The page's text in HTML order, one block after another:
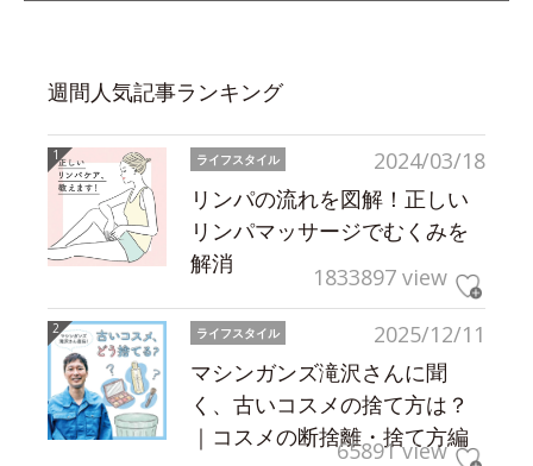
週間人気記事ランキング
2024/03/18
ライフスタイル
リンパの流れを図解！正しい
リンパマッサージでむくみを
解消
1833897 view
2025/12/11
ライフスタイル
マシンガンズ滝沢さんに聞
く、古いコスメの捨て方は？
｜コスメの断捨離・捨て方編
65891 view